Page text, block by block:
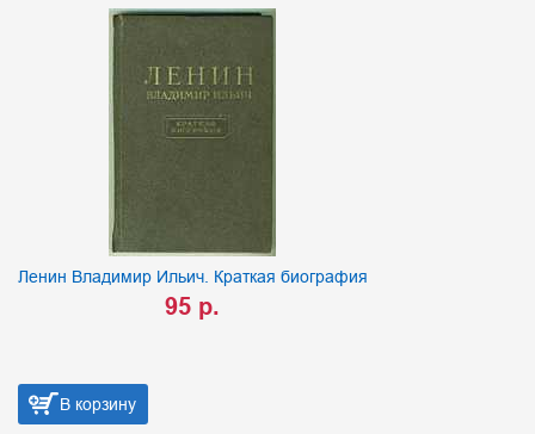
Ленин Владимир Ильич. Краткая биография
95 р.
В корзину